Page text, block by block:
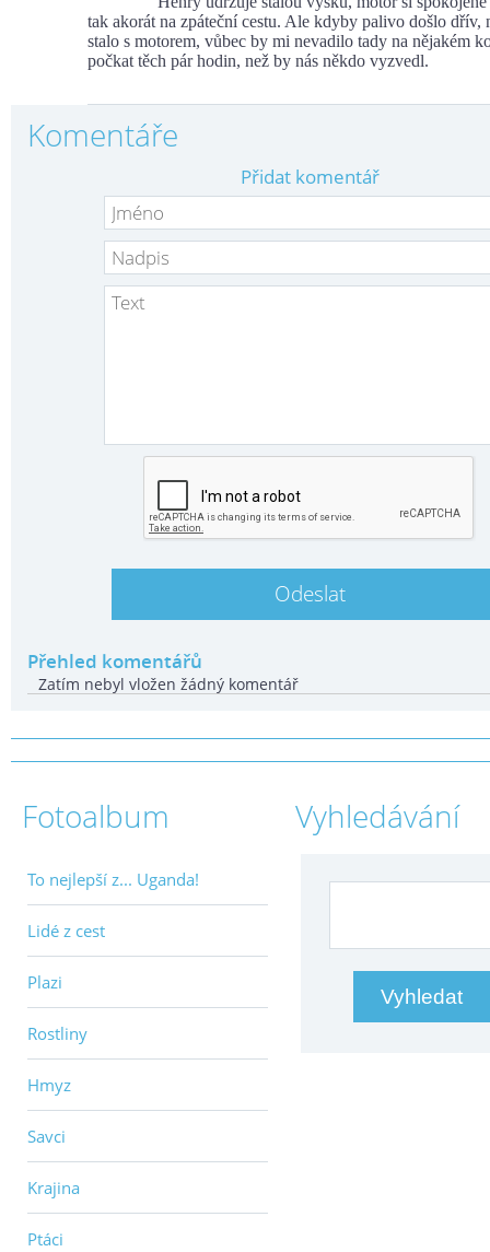
tak akorát na zpáteční cestu. Ale kdyby palivo došlo dřív,
stalo s motorem, vůbec by mi nevadilo tady na nějakém
počkat těch pár hodin, než by nás někdo vyzvedl.
Komentáře
Přidat komentář
Přehled komentářů
Zatím nebyl vložen žádný komentář
Fotoalbum
To nejlepší z... Uganda!
Lidé z cest
Plazi
Rostliny
Hmyz
Savci
Krajina
Ptáci
Vyhledávání